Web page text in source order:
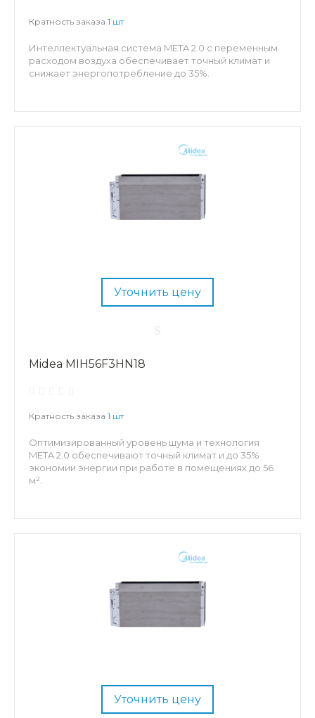
Кратность заказа 1 шт
Интеллектуальная система META 2.0 с переменным
расходом воздуха обеспечивает точный климат и
снижает энергопотребление до 35%.
Уточнить цену
Midea MIH56F3HN18
Кратность заказа 1 шт
Оптимизированный уровень шума и технология
META 2.0 обеспечивают точный климат и до 35%
экономии энергии при работе в помещениях до 56
м².
Уточнить цену